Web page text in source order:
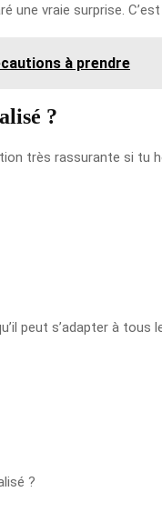
une vraie surprise.
à prendre
?
très rassurante si tu
peut s’adapter à
?